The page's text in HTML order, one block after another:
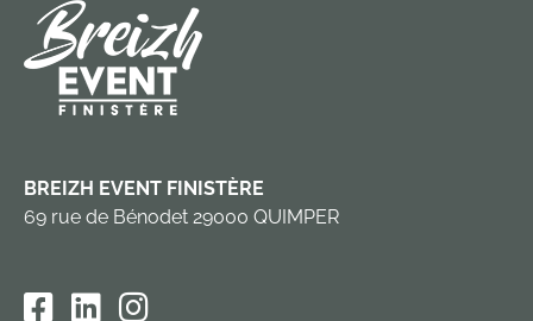
BREIZH EVENT FINISTÈRE
69 rue de Bénodet 29000 QUIMPER